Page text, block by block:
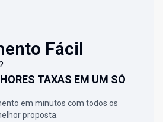
Fácil
TAXAS EM UM SÓ
em minutos com todos os
proposta.